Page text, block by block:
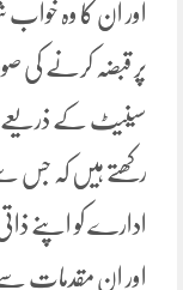
اور ان کا وہ خواب
پر قبضہ کرنے کی
سینیٹ کے ذریعے
رکھتے ہیں کہ جس
ادارے کو اپنے
اور ان مقدمات سے